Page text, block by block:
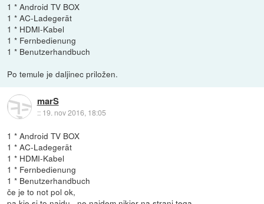
1 * Android TV BOX
1 * AC-Ladegerät
1 * HDMI-Kabel
1 * Fernbedienung
1 * Benutzerhandbuch
Po temule je daljinec priložen.
marS
:: 19. nov 2016, 18:05
1 * Android TV BOX
1 * AC-Ladegerät
1 * HDMI-Kabel
1 * Fernbedienung
1 * Benutzerhandbuch
če je to not pol ok,